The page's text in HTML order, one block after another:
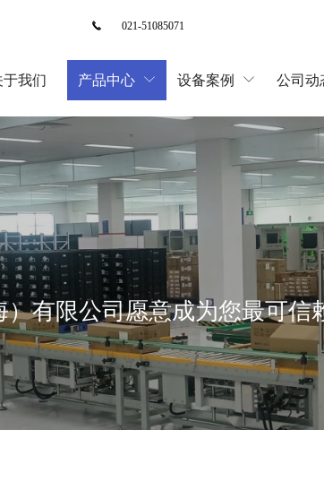
于我们 产品中心  设备案例  公司动
 021-51085071
）有限公司愿意成为您最可信